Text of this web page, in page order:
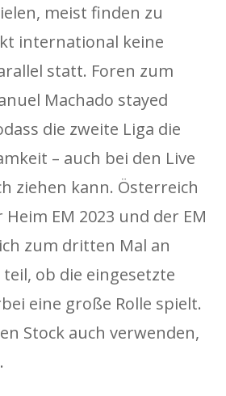
meist finden zu
international keine
statt. Foren zum
Machado stayed
die zweite Liga die
– auch bei den Live
ziehen kann. Österreich
EM 2023 und der EM
zum dritten Mal an
ob die eingesetzte
eine große Rolle spielt.
Stock auch verwenden,